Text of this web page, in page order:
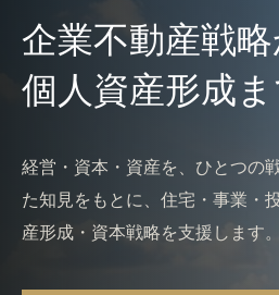
企業不動産戦略
個人資産形成ま
経営・資本・資産を、ひとつの
た知見をもとに、住宅・事業・
産形成・資本戦略を支援します。